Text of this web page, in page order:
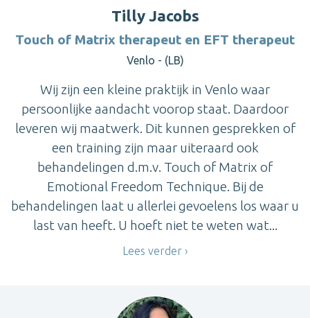
Tilly Jacobs
Touch of Matrix therapeut en EFT therapeut
Venlo - (LB)
Wij zijn een kleine praktijk in Venlo waar
persoonlijke aandacht voorop staat. Daardoor
leveren wij maatwerk. Dit kunnen gesprekken of
een training zijn maar uiteraard ook
behandelingen d.m.v. Touch of Matrix of
Emotional Freedom Technique. Bij de
behandelingen laat u allerlei gevoelens los waar u
last van heeft. U hoeft niet te weten wat...
Lees verder